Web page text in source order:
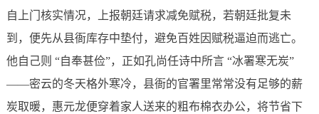
自上门核实情况，上报朝廷请求减免赋税，若朝廷批复未
到，便先从县衙库存中垫付，避免百姓因赋税逼迫而逃亡。
他自己则 “自奉甚俭”，正如孔尚任诗中所言 “冰署寒无炭”
——密云的冬天格外寒冷，县衙的官署里常常没有足够的薪
炭取暖，惠元龙便穿着家人送来的粗布棉衣办公，将节省下